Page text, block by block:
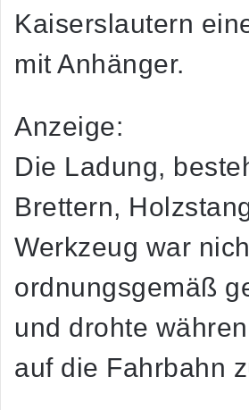
Kaiserslautern
mit Anhänger.
Anzeige:
Die Ladung,
Brettern,
Werkzeug war
ordnungsgemäß
und drohte
auf die Fahrbahn